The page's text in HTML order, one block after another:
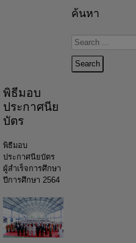
พิธีมอบ
ประกาศนีย
บัตร
พิธีมอบ
ประกาศนียบัตร
ผู้สำเร็จการศึกษา
ปีการศึกษา 2564
ค้นหา
Search
...
Search